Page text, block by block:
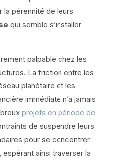
la pérennité de leurs
qui semble s’installer
palpable chez les
La friction entre les
planétaire et les
immédiate n’a jamais
projets en période de
de suspendre leurs
pour se concentrer
ainsi traverser la